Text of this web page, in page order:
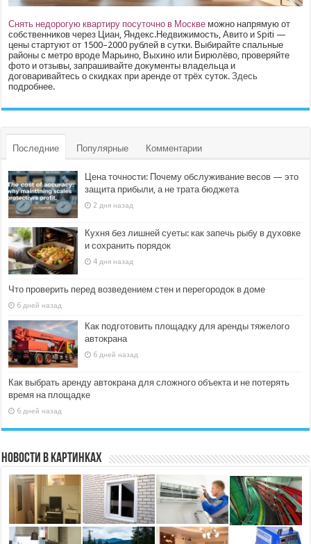
Снять недорогую квартиру посуточно в Москве можно напрямую от
собственников через Циан, Яндекс.Недвижимость, Авито и Spiti —
цены стартуют от 1500–2000 рублей в сутки. Выбирайте спальные
районы с метро вроде Марьино, Выхино или Бирюлёво, проверяйте
фото и отзывы, запрашивайте документы владельца и
договаривайтесь о скидках при аренде от трёх суток.Здесь
подробнее.
Последние Популярные Комментарии
Цена точности: Почему обслуживание весов — это
защита прибыли, а не трата бюджета
2 дня назад
Кухня без лишней суеты: как запечь рыбу в духовке
и сохранить порядок
4 дня назад
Что проверить перед возведением стен и перегородок в доме
6 дней назад
Как подготовить площадку для аренды тяжелого
автокрана
6 дней назад
Как выбрать аренду автокрана для сложного объекта и не потерять
время на площадке
6 дней назад
Новости в картинках